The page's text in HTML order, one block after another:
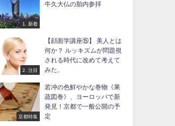
1. 新着
牛久大仏の胎内参拝
2. 注目
【顔面学講座⑮】 美人とは
何か？ ルッキズムが問題視
される時代に改めて考えて
みた。
京都特集
若冲の色鮮やかな巻物《果
蔬図巻》、ヨーロッパで新
発見！京都で一般公開の予
定